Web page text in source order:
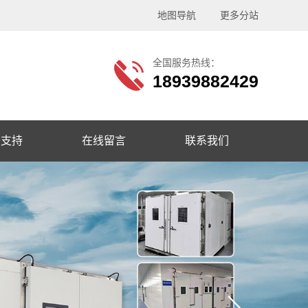
地图导航 更多分站
全国服务热线：
18939882429
持 在线留言 联系我们